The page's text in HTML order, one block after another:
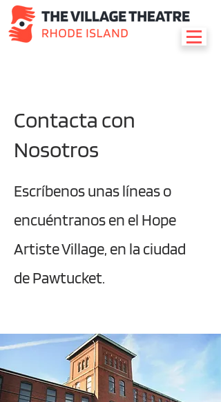
Contacta con
Nosotros
Escríbenos unas líneas o
encuéntranos en el Hope
Artiste Village, en la ciudad
de Pawtucket.